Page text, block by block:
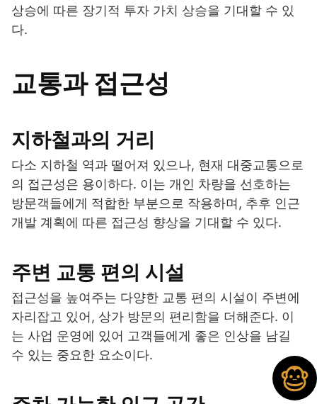
상승에 따른 장기적 투자 가치 상승을 기대할 수 있
다.
교통과 접근성
지하철과의 거리
다소 지하철 역과 떨어져 있으나, 현재 대중교통으로
의 접근성은 용이하다. 이는 개인 차량을 선호하는
방문객들에게 적합한 부분으로 작용하며, 추후 인근
개발 계획에 따른 접근성 향상을 기대할 수 있다.
주변 교통 편의 시설
접근성을 높여주는 다양한 교통 편의 시설이 주변에
자리잡고 있어, 상가 방문의 편리함을 더해준다. 이
는 사업 운영에 있어 고객들에게 좋은 인상을 남길
수 있는 중요한 요소이다.